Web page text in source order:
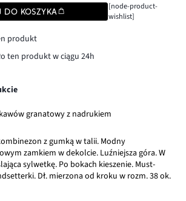
DO KOSZYKA
[node-product-
wishlist]
produkt
ten produkt w ciągu 24h
granatowy z nadrukiem
z gumką w talii. Modny
zamkiem w dekolcie. Luźniejsza góra. W
sylwetkę. Po bokach kieszenie. Must-
Dł. mierzona od kroku w rozm. 38 ok.